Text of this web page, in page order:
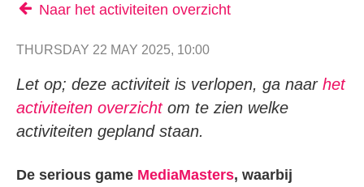
Naar het activiteiten overzicht
THURSDAY 22 MAY 2025, 10:00
Let op; deze activiteit is verlopen, ga naar het
activiteiten overzichtom te zien welke
activiteiten gepland staan.
De serious game MediaMasters, waarbij